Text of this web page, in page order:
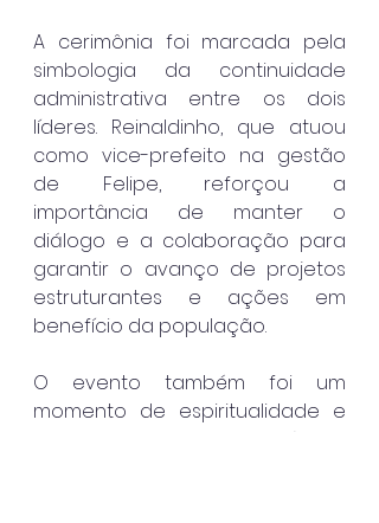
A cerimônia foi marcada pela
simbologia da continuidade
administrativa entre os dois
líderes. Reinaldinho, que atuou
como vice-prefeito na gestão
de Felipe, reforçou a
importância de manter o
diálogo e a colaboração para
garantir o avanço de projetos
estruturantes e ações em
benefício da população.
O evento também foi um
momento de espiritualidade e
união, reforçando o vínculo